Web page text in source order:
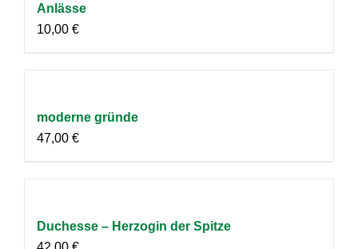
Anlässe
10,00 €
moderne gründe
47,00 €
Duchesse – Herzogin der Spitze